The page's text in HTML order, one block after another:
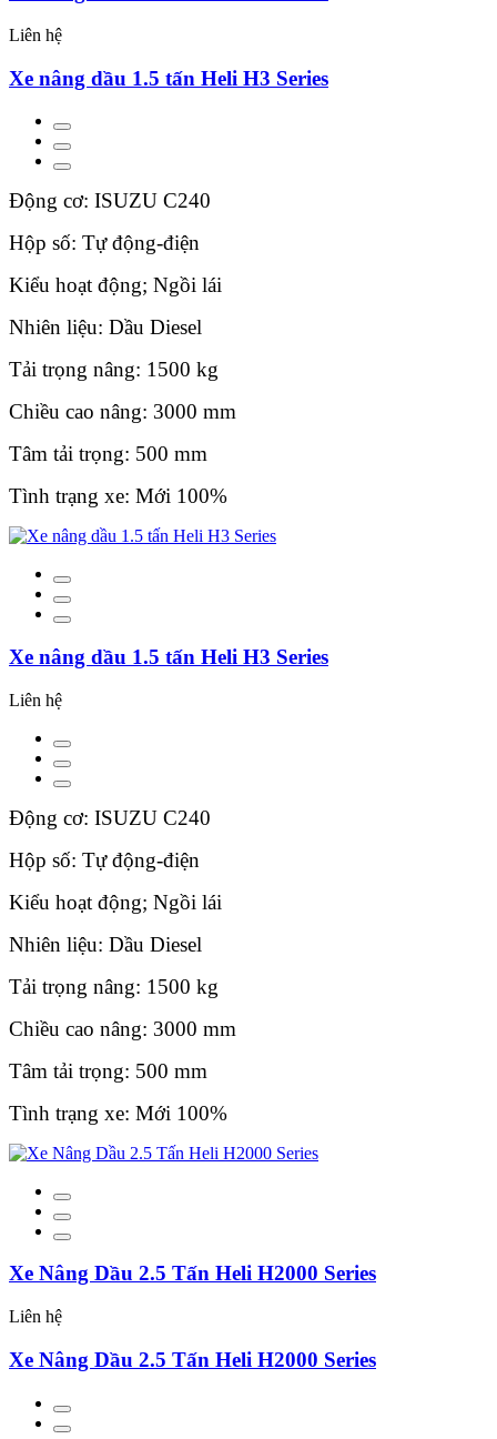
Liên hệ
Xe nâng dầu 1.5 tấn Heli H3 Series
Động cơ: ISUZU C240
Hộp số: Tự động-điện
Kiểu hoạt động; Ngồi lái
Nhiên liệu: Dầu Diesel
Tải trọng nâng: 1500 kg
Chiều cao nâng: 3000 mm
Tâm tải trọng: 500 mm
Tình trạng xe: Mới 100%
Xe nâng dầu 1.5 tấn Heli H3 Series
Liên hệ
Động cơ: ISUZU C240
Hộp số: Tự động-điện
Kiểu hoạt động; Ngồi lái
Nhiên liệu: Dầu Diesel
Tải trọng nâng: 1500 kg
Chiều cao nâng: 3000 mm
Tâm tải trọng: 500 mm
Tình trạng xe: Mới 100%
Xe Nâng Dầu 2.5 Tấn Heli H2000 Series
Liên hệ
Xe Nâng Dầu 2.5 Tấn Heli H2000 Series